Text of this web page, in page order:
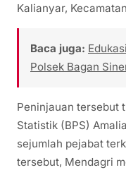
Kalianyar,
Baca juga:
Polsek Bagan
Peninjauan tersebut
Statistik (BPS)
sejumlah pejabat
tersebut, Mendagri